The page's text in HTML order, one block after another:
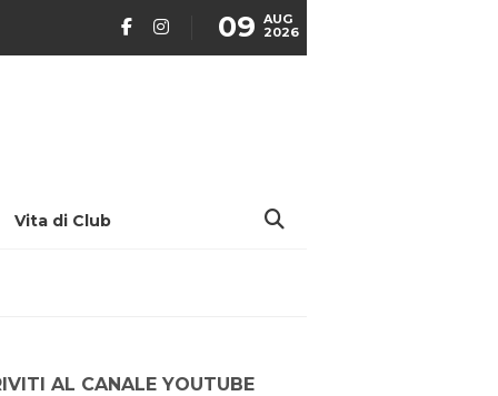
09 AUG
2026
Vita di Club
AL CANALE YOUTUBE